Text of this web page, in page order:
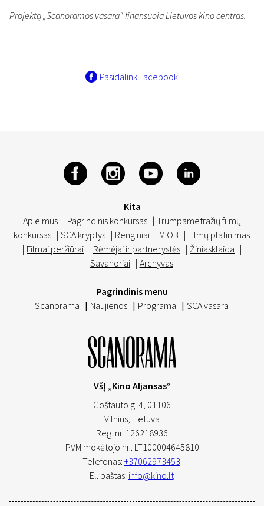
Projektą „Scanoramos vasara“ finansuoja Lietuvos kino centras.
Pasidalink Facebook
Kita
Apie mus | Pagrindinis konkursas | Trumpametražių filmų
konkursas | SCA kryptys | Renginiai | MIOB | Filmų platinimas
| Filmai peržiūrai | Rėmėjai ir partnerystės | Žiniasklaida |
Savanoriai | Archyvas
Pagrindinis menu
Scanorama | Naujienos | Programa | SCA vasara
VšĮ „Kino Aljansas“
Goštauto g. 4, 01106
Vilnius, Lietuva
Reg. nr. 126218936
PVM mokėtojo nr.: LT100004645810
Telefonas: +37062973453
El. paštas: info@kino.lt